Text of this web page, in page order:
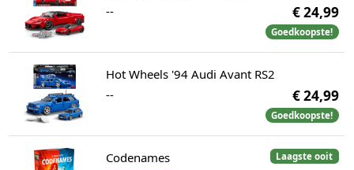
--
€ 24,99
Goedkoopste!
Hot Wheels '94 Audi Avant RS2
--
€ 24,99
Goedkoopste!
Laagste ooit
Codenames